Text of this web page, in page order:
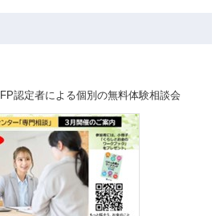
認定者による個別の無料体験相談会